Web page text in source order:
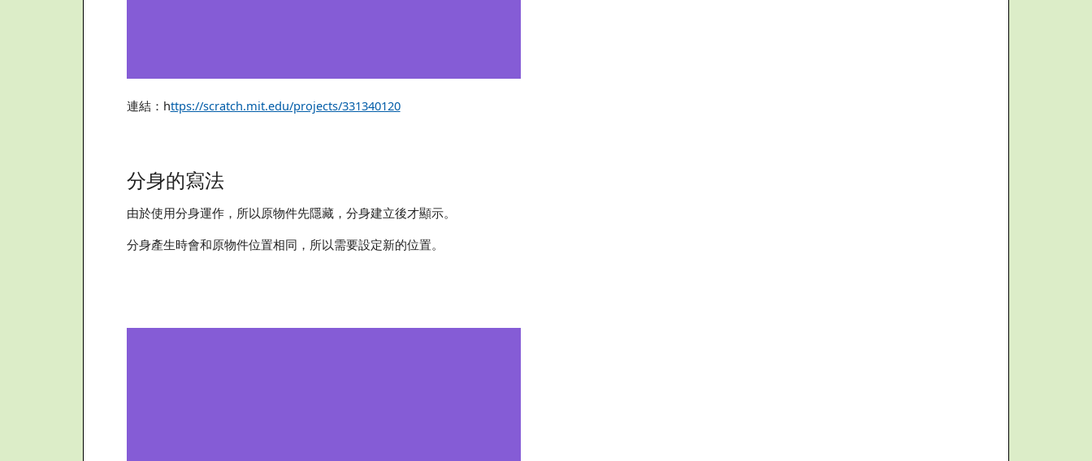
連結：https://scratch.mit.edu/projects/331340120
分身的寫法
由於使用分身運作，所以原物件先隱藏，分身建立後才顯示。
分身產生時會和原物件位置相同，所以需要設定新的位置。